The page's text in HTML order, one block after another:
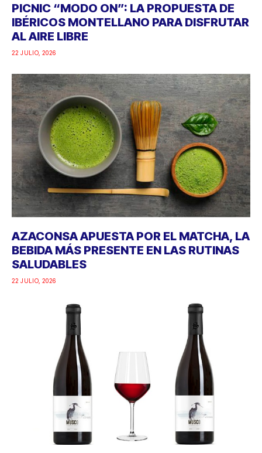
PICNIC “MODO ON”: LA PROPUESTA DE
IBÉRICOS MONTELLANO PARA DISFRUTAR
AL AIRE LIBRE
22 JULIO, 2026
AZACONSA APUESTA POR EL MATCHA, LA
BEBIDA MÁS PRESENTE EN LAS RUTINAS
SALUDABLES
22 JULIO, 2026